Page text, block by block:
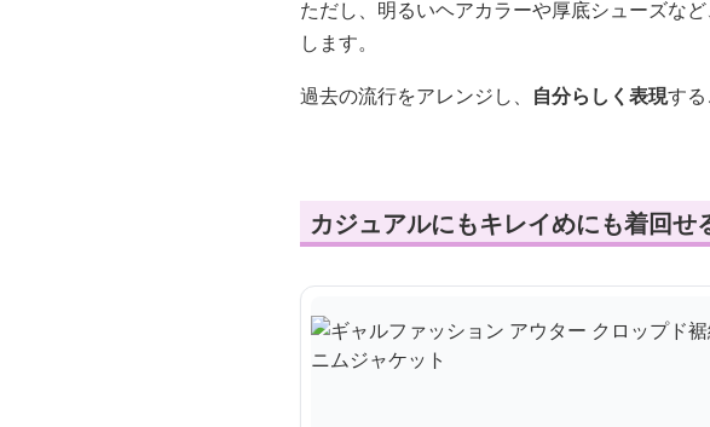
ただし、明るいヘアカラーや厚底シューズな
します。
過去の流行をアレンジし、 自分らしく表現す
カジュアルにもキレイめにも着回